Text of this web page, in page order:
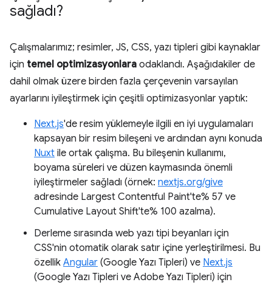
sağladı?
Çalışmalarımız; resimler, JS, CSS, yazı tipleri gibi kaynaklar
için temel optimizasyonlara odaklandı. Aşağıdakiler de
dahil olmak üzere birden fazla çerçevenin varsayılan
ayarlarını iyileştirmek için çeşitli optimizasyonlar yaptık:
Next.js'de resim yüklemeyle ilgili en iyi uygulamaları
kapsayan bir resim bileşeni ve ardından aynı konuda
Nuxt ile ortak çalışma. Bu bileşenin kullanımı,
boyama süreleri ve düzen kaymasında önemli
iyileştirmeler sağladı (örnek: nextjs.org/give
adresinde Largest Contentful Paint'te% 57 ve
Cumulative Layout Shift'te% 100 azalma).
Derleme sırasında web yazı tipi beyanları için
CSS'nin otomatik olarak satır içine yerleştirilmesi. Bu
özellik Angular (Google Yazı Tipleri) ve Next.js
(Google Yazı Tipleri ve Adobe Yazı Tipleri) için